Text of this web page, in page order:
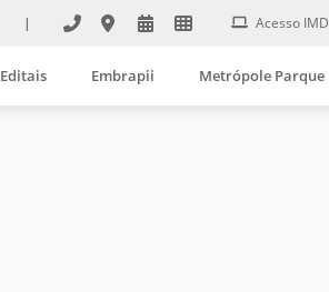
| Acesso IMD
Editais Embrapii Metrópole Parque